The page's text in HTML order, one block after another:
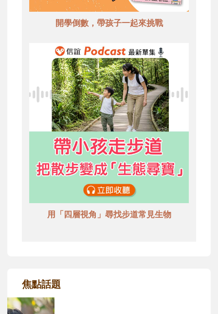
開學倒數，帶孩子一起來挑戰
用「四層視角」尋找步道常見生物
焦點話題